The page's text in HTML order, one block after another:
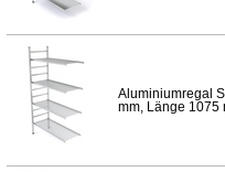
Aluminiumregal
mm, Länge 1075